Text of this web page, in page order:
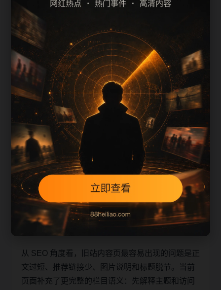
最新热门事件吃瓜吃瓜热点问答
最新热门事件吃瓜吃瓜专题索引
上一篇
用户继续浏览
最新热门事件吃瓜吃瓜专题索引围绕rdsb补充搜索
场景、栏目入口、图片说明和站内推荐。文章末尾
保留同类推荐、上一篇和下一篇，让用户在三次点
击内找到相关页面，也让搜索引擎更容易发现站内
层级。
本页不是单独堆叠关键词，而是把主题摘要、阅读
顺序、相关问题和继续浏览入口放在同一页面，帮
助移动端用户减少反复搜索，也让栏目页、内容页
和 sitemap 之间形成稳定的抓取路径。
从 SEO 角度看，旧站内容页最容易出现的问题是正
文过短、推荐链接少、图片说明和标题脱节。当前
页面补充了更完整的栏目语义：先解释主题和访问